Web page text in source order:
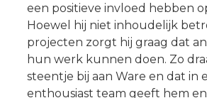
een positieve invloed hebben
Hoewel hij niet inhoudelijk
projecten zorgt hij graag dat
hun werk kunnen doen. Zo
steentje bij aan Ware en dat in
enthousiast team geeft hem